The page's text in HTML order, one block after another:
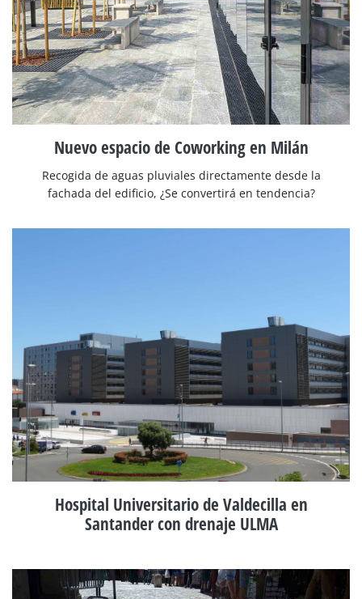
Nuevo espacio de Coworking en Milán
Recogida de aguas pluviales directamente desde la
fachada del edificio, ¿Se convertirá en tendencia?
Hospital Universitario de Valdecilla en
Santander con drenaje ULMA